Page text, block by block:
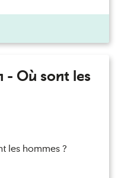
- Où sont les
les hommes ?